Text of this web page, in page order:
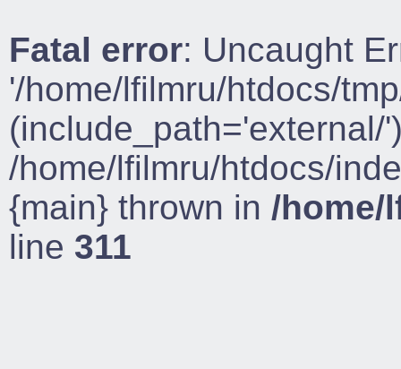
Fatal error: Uncaught
'/home/lfilmru/htdocs/
(include_path='external/
/home/lfilmru/htdocs/
{main} thrown in /home/
line 311